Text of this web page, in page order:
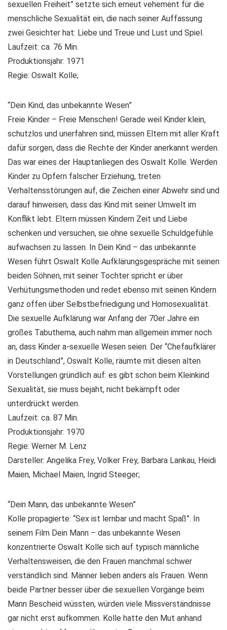
sexuellen Freiheit” setzte sich erneut vehement für die
menschliche Sexualität ein, die nach seiner Auffassung
zwei Gesichter hat: Liebe und Treue und Lust und Spiel.
Laufzeit: ca. 76 Min.
Produktionsjahr: 1971
Regie: Oswalt Kolle;
“Dein Kind, das unbekannte Wesen”
Freie Kinder – Freie Menschen! Gerade weil Kinder klein,
schutzlos und unerfahren sind, müssen Eltern mit aller Kraft
dafür sorgen, dass die Rechte der Kinder anerkannt werden.
Das war eines der Hauptanliegen des Oswalt Kolle. Werden
Kinder zu Opfern falscher Erziehung, treten
Verhaltensstörungen auf, die Zeichen einer Abwehr sind und
darauf hinweisen, dass das Kind mit seiner Umwelt im
Konflikt lebt. Eltern müssen Kindern Zeit und Liebe
schenken und versuchen, sie ohne sexuelle Schuldgefühle
aufwachsen zu lassen. In Dein Kind – das unbekannte
Wesen führt Oswalt Kolle Aufklärungsgespräche mit seinen
beiden Söhnen, mit seiner Tochter spricht er über
Verhütungsmethoden und redet ebenso mit seinen Kindern
ganz offen über Selbstbefriedigung und Homosexualität.
Die sexuelle Aufklärung war Anfang der 70er Jahre ein
großes Tabuthema, auch nahm man allgemein immer noch
an, dass Kinder a-sexuelle Wesen seien. Der “Chefaufklärer
in Deutschland”, Oswalt Kolle, räumte mit diesen alten
Vorstellungen gründlich auf: es gibt schon beim Kleinkind
Sexualität, sie muss bejaht, nicht bekämpft oder
unterdrückt werden.
Laufzeit: ca. 87 Min.
Produktionsjahr: 1970
Regie: Werner M. Lenz
Darsteller: Angelika Frey, Volker Frey, Barbara Lankau, Heidi
Maien, Michael Maien, Ingrid Steeger;
“Dein Mann, das unbekannte Wesen”
Kolle propagierte: “Sex ist lernbar und macht Spaß”. In
seinem Film Dein Mann – das unbekannte Wesen
konzentrierte Oswalt Kolle sich auf typisch männliche
Verhaltensweisen, die den Frauen manchmal schwer
verständlich sind. Männer lieben anders als Frauen. Wenn
beide Partner besser über die sexuellen Vorgänge beim
Mann Bescheid wüssten, würden viele Missverständnisse
gar nicht erst aufkommen. Kolle hatte den Mut anhand